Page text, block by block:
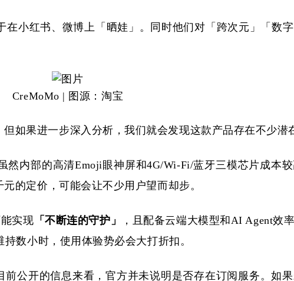
小红书、微博上「晒娃」。同时他们对「跨次元」「数
CreMoMo | 图源：淘宝
如果进一步深入分析，我们就会发现这款产品存在不少潜
然内部的高清Emoji眼神屏和4G/Wi-Fi/蓝牙三模芯片成本
元的定价，可能会让不少用户望而却步。
实现 「不断连的守护」 ，且配备云端大模型和AI Agent效
数小时，使用体验势必会大打折扣。
前公开的信息来看，官方并未说明是否存在订阅服务。如